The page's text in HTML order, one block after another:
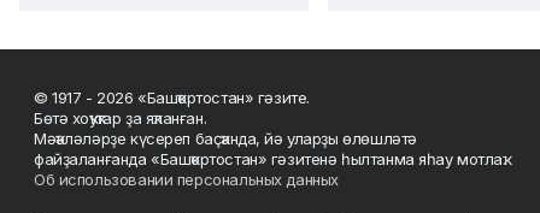
© 1917 - 2026 «Башҡортостан» гәзите.
Бөтә хоҡуҡтар ҙа яҡланған.
Мәҡәләләрҙе күсереп баҫҡанда, йә уларҙы өлөшләтә
файҙаланғанда «Башҡортостан» гәзитенә һылтанма яһау мотлаҡ.
Об использовании персональных данных